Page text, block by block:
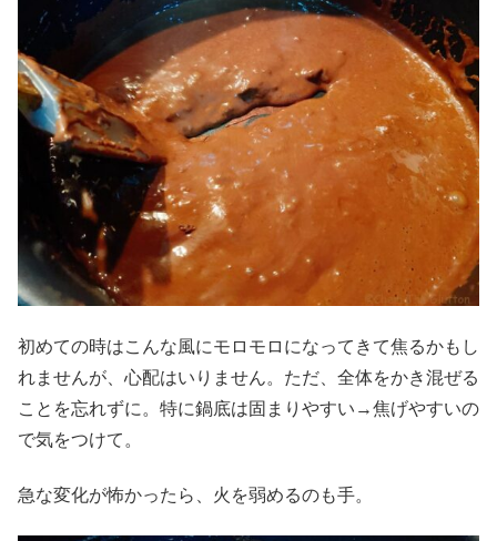
初めての時はこんな風にモロモロになってきて焦るかもし
れませんが、心配はいりません。ただ、全体をかき混ぜる
ことを忘れずに。特に鍋底は固まりやすい→焦げやすいの
で気をつけて。
急な変化が怖かったら、火を弱めるのも手。